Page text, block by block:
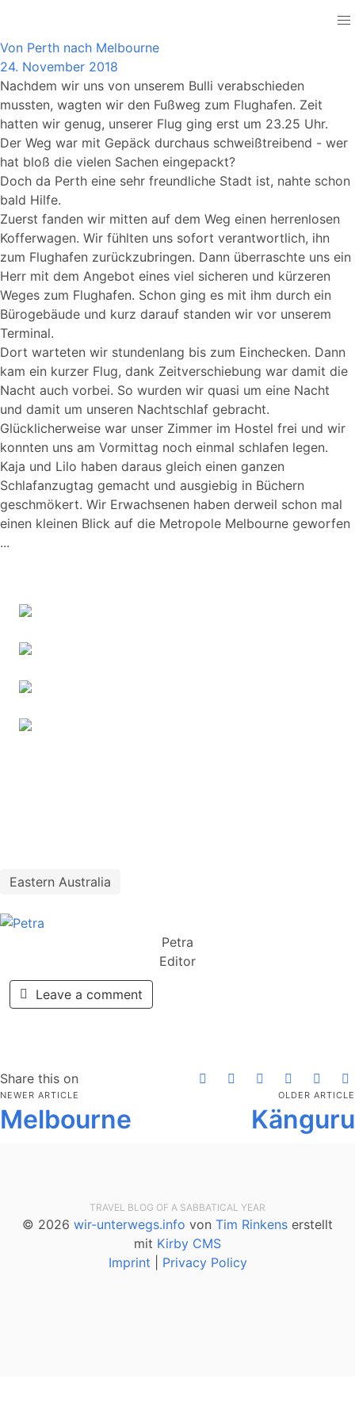
Von Perth nach Melbourne
24. November 2018
Nachdem wir uns von unserem Bulli verabschieden
mussten, wagten wir den Fußweg zum Flughafen. Zeit
hatten wir genug, unserer Flug ging erst um 23.25 Uhr.
Der Weg war mit Gepäck durchaus schweißtreibend - wer
hat bloß die vielen Sachen eingepackt?
Doch da Perth eine sehr freundliche Stadt ist, nahte schon
bald Hilfe.
Zuerst fanden wir mitten auf dem Weg einen herrenlosen
Kofferwagen. Wir fühlten uns sofort verantwortlich, ihn
zum Flughafen zurückzubringen. Dann überraschte uns ein
Herr mit dem Angebot eines viel sicheren und kürzeren
Weges zum Flughafen. Schon ging es mit ihm durch ein
Bürogebäude und kurz darauf standen wir vor unserem
Terminal.
Dort warteten wir stundenlang bis zum Einchecken. Dann
kam ein kurzer Flug, dank Zeitverschiebung war damit die
Nacht auch vorbei. So wurden wir quasi um eine Nacht
und damit um unseren Nachtschlaf gebracht.
Glücklicherweise war unser Zimmer im Hostel frei und wir
konnten uns am Vormittag noch einmal schlafen legen.
Kaja und Lilo haben daraus gleich einen ganzen
Schlafanzugtag gemacht und ausgiebig in Büchern
geschmökert. Wir Erwachsenen haben derweil schon mal
einen kleinen Blick auf die Metropole Melbourne geworfen
...
Eastern Australia
Petra
Editor
Leave a comment
Share this on
NEWER ARTICLE
Melbourne
OLDER ARTICLE
Känguru
TRAVEL BLOG OF A SABBATICAL YEAR
© 2026 wir-unterwegs.info von Tim Rinkens erstellt
mit Kirby CMS
Imprint
Privacy Policy